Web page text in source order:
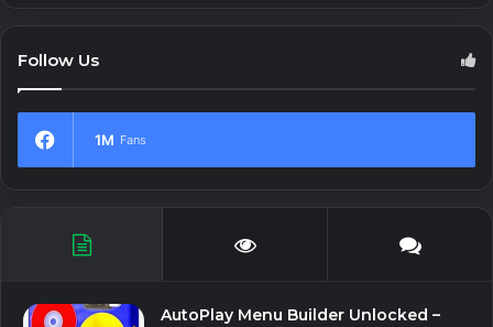
Follow Us
1M Fans
AutoPlay Menu Builder Unlocked –